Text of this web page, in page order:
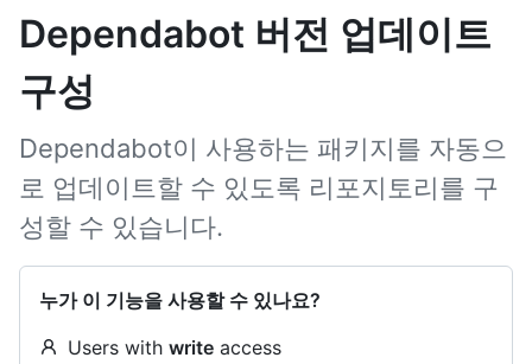
Dependabot 버전 업데이트
구성
Dependabot이 사용하는 패키지를 자동으
로 업데이트할 수 있도록 리포지토리를 구
성할 수 있습니다.
누가 이 기능을 사용할 수 있나요?
Users with write access